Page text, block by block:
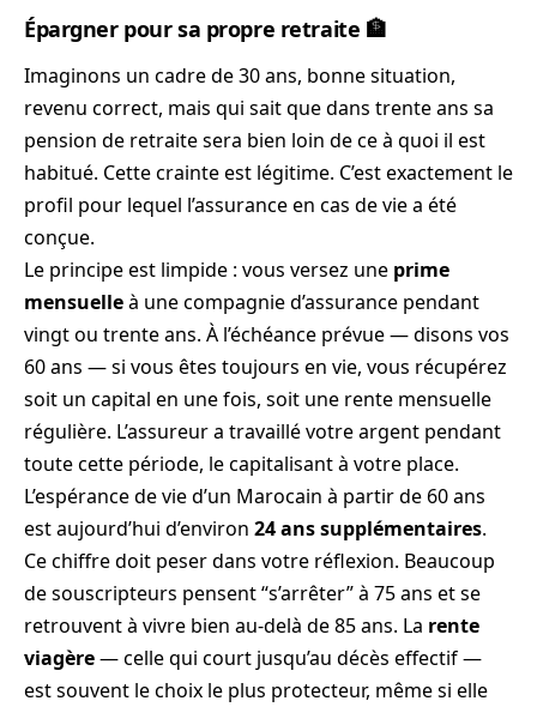
Épargner pour sa propre retraite 🏦
Imaginons un cadre de 30 ans, bonne situation,
revenu correct, mais qui sait que dans trente ans sa
pension de retraite sera bien loin de ce à quoi il est
habitué. Cette crainte est légitime. C’est exactement le
profil pour lequel l’assurance en cas de vie a été
conçue.
Le principe est limpide : vous versez une prime
mensuelleà une compagnie d’assurance pendant
vingt ou trente ans. À l’échéance prévue — disons vos
60 ans — si vous êtes toujours en vie, vous récupérez
soit un capital en une fois, soit une rente mensuelle
régulière. L’assureur a travaillé votre argent pendant
toute cette période, le capitalisant à votre place.
L’espérance de vie d’un Marocain à partir de 60 ans
est aujourd’hui d’environ 24 ans supplémentaires.
Ce chiffre doit peser dans votre réflexion. Beaucoup
de souscripteurs pensent “s’arrêter” à 75 ans et se
retrouvent à vivre bien au-delà de 85 ans. La rente
viagère— celle qui court jusqu’au décès effectif —
est souvent le choix le plus protecteur, même si elle